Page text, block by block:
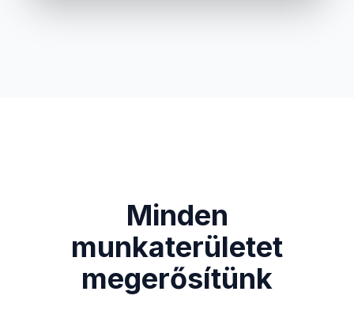
Minden
munkaterületet
megerősítünk